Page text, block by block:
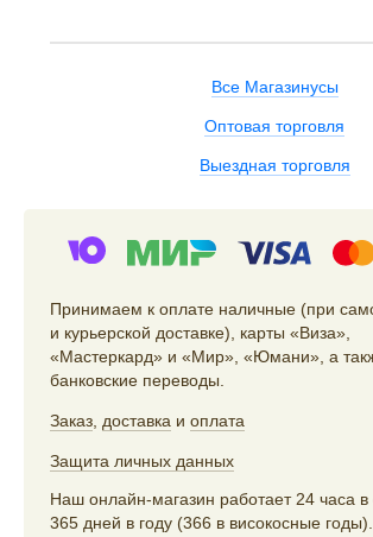
Все Магазинусы
Оптовая торговля
Выездная торговля
Принимаем к оплате наличные (при
и курьерской доставке), карты «Виза»,
«Мастеркард» и «Мир», «Юмани», а
банковские переводы.
Заказ доставка и оплата
Защита личных данных
Наш онлайн-магазин работает 24 часа в
365 дней в году (366 в високосные годы).